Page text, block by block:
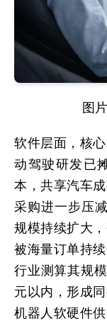
图
软件层面，核
动驾驶研发已
本，共享汽车
采购进一步压
规模持续扩大
被海量订单持
行业测算其规
元以内，形成
机器人软硬件